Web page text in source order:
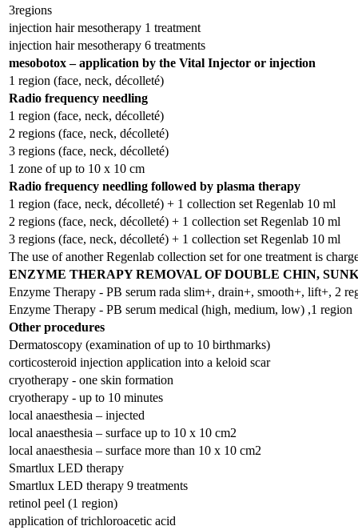
3regions
injection hair mesotherapy 1 treatment
injection hair mesotherapy 6 treatments
mesobotox – application by the Vital Injector or injection
1 region (face, neck, décolleté)
Radio frequency needling
1 region (face, neck, décolleté)
2 regions (face, neck, décolleté)
3 regions (face, neck, décolleté)
1 zone of up to 10 x 10 cm
Radio frequency needling followed by plasma therapy
1 region (face, neck, décolleté) + 1 collection set Regenlab 10 ml
2 regions (face, neck, décolleté) + 1 collection set Regenlab 10 ml
3 regions (face, neck, décolleté) + 1 collection set Regenlab 10 ml
The use of another Regenlab collection set for one treatment is
ENZYME THERAPY REMOVAL OF DOUBLE CHIN,
Enzyme Therapy - PB serum rada slim+, drain+, smooth+, lift+, 2
Enzyme Therapy - PB serum medical (high, medium, low) ,1 region
Other procedures
Dermatoscopy (examination of up to 10 birthmarks)
corticosteroid injection application into a keloid scar
cryotherapy - one skin formation
cryotherapy - up to 10 minutes
local anaesthesia – injected
local anaesthesia – surface up to 10 x 10 cm2
local anaesthesia – surface more than 10 x 10 cm2
Smartlux LED therapy
Smartlux LED therapy 9 treatments
retinol peel (1 region)
application of trichloroacetic acid